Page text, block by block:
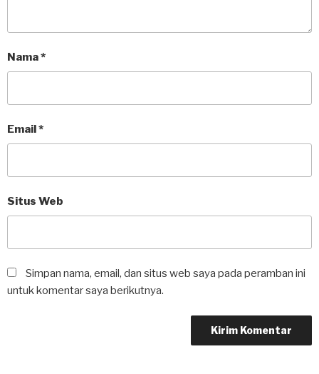
Nama*
Email*
Situs Web
Simpan nama, email, dan situs web saya pada peramban ini
untuk komentar saya berikutnya.